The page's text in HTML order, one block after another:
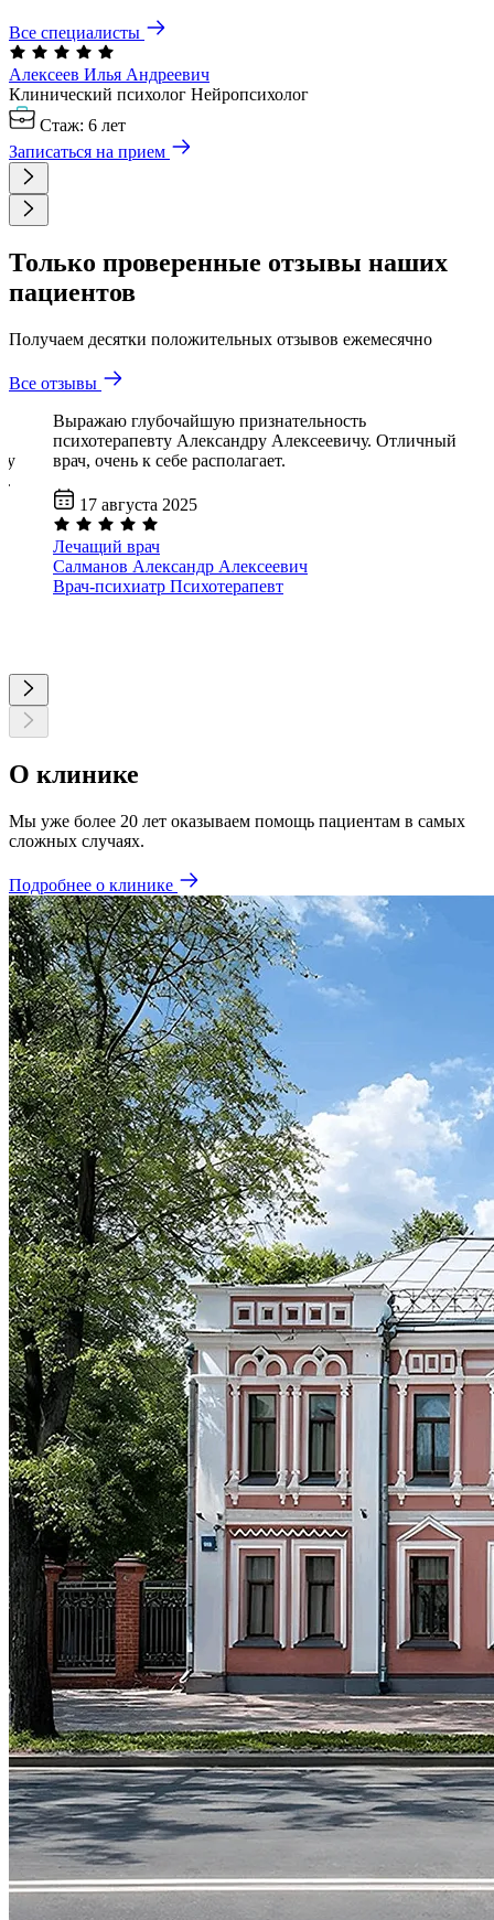
Все специалисты
Алексеев Илья Андреевич
Клинический психолог Нейропсихолог
Стаж: 6 лет
Записаться на прием
Только проверенные отзывы наших
пациентов
Получаем десятки положительных отзывов ежемесячно
Все отзывы
Выражаю глубочайшую признательность
психотерапевту Александру Алексеевичу. Отличный
врач, очень к себе располагает.
17 августа 2025
Лечащий врач
Салманов Александр Алексеевич
Врач-психиатр Психотерапевт
О клинике
Мы уже более 20 лет оказываем помощь пациентам в самых
сложных случаях.
Подробнее о клинике